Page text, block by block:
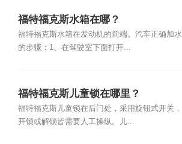
福特福克斯水箱在哪？
福特福克斯水箱在发动机的前端。汽车正确加水
的步骤：1、在驾驶室下面打开...
福特福克斯儿童锁在哪里？
福特福克斯儿童锁在后门处，采用旋钮式开关，
开锁或解锁皆需要人工操纵。儿...